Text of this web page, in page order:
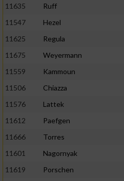
11635
Ruff
11547
Hezel
11625
Regula
11675
Weyermann
11559
Kammoun
11506
Chiazza
11576
Lattek
11612
Paefgen
11666
Torres
11601
Nagornyak
11619
Porschen